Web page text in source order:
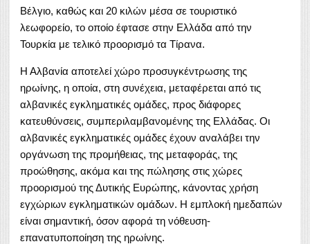
Βέλγιο, καθώς και 20 κιλών μέσα σε τουριστικό
λεωφορείο, το οποίο έφτασε στην Ελλάδα από την
Τουρκία με τελικό προορισμό τα Τίρανα.
Η Αλβανία αποτελεί χώρο προσυγκέντρωσης της
ηρωίνης, η οποία, στη συνέχεια, μεταφέρεται από τις
αλβανικές εγκληματικές ομάδες, προς διάφορες
κατευθύνσεις, συμπεριλαμβανομένης της Ελλάδας. Οι
αλβανικές εγκληματικές ομάδες έχουν αναλάβει την
οργάνωση της προμήθειας, της μεταφοράς, της
προώθησης, ακόμα και της πώλησης στις χώρες
προορισμού της Δυτικής Ευρώπης, κάνοντας χρήση
εγχώριων εγκληματικών ομάδων. Η εμπλοκή ημεδαπών
είναι σημαντική, όσον αφορά τη νόθευση-
επανατυποποίηση της ηρωίνης.